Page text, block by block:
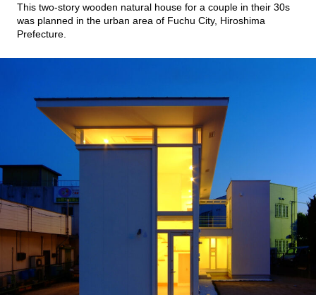
This two-story wooden natural house for a couple in their 30s
was planned in the urban area of Fuchu City, Hiroshima
Prefecture.